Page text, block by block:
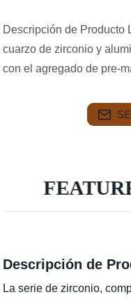
Descripción de Producto
cuarzo de zirconio y
con el agregado de pre-
Descripción de
La serie de zirconio,